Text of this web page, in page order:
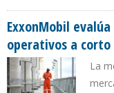
ExxonMobil
operativos a corto
La